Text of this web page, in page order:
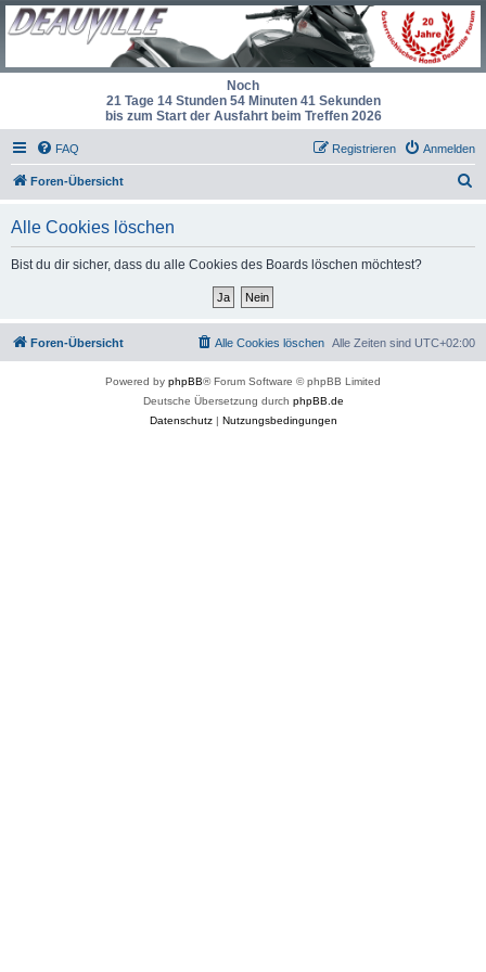
Noch
21 Tage 14 Stunden 54 Minuten 41 Sekunden
bis zum Start der Ausfahrt beim Treffen 2026
FAQ Anmelden
Registrieren
Foren-Übersicht
Alle Cookies löschen
Bist du dir sicher, dass du alle Cookies des Boards löschen möchtest?
Foren-Übersicht Alle Zeiten sind UTC+02:00
Alle Cookies löschen
Powered by phpBB® Forum Software © phpBB Limited
Deutsche Übersetzung durch phpBB.de
Datenschutz| Nutzungsbedingungen